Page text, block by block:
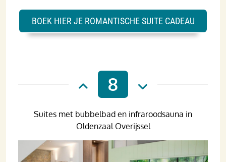
BOEK HIER JE ROMANTISCHE SUITE CADEAU
8
Suites met bubbelbad en infraroodsauna in
Oldenzaal Overijssel